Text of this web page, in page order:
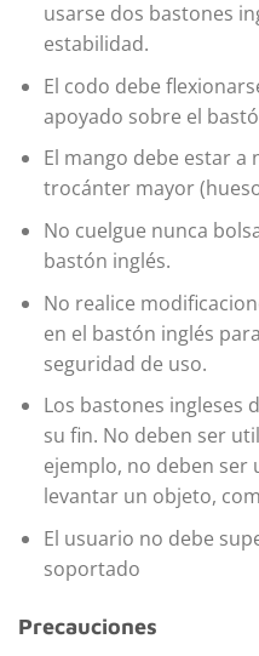
usarse dos bastones
estabilidad.
El codo debe
apoyado sobre el
El mango debe estar a
trocánter mayor
No cuelgue nunca
bastón inglés.
No realice
en el bastón inglés
seguridad de uso.
Los bastones ingleses
su fin. No deben ser
ejemplo, no deben ser
levantar un objeto,
El usuario no debe
soportado
Precauciones